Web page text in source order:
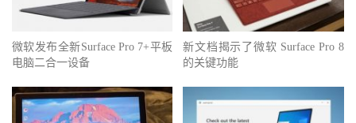
微软发布全新Surface Pro 7+平板
电脑二合一设备
新文档揭示了微软 Surface Pro 8
的关键功能